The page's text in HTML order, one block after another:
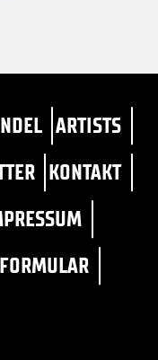
ARTISTS
KONTAKT